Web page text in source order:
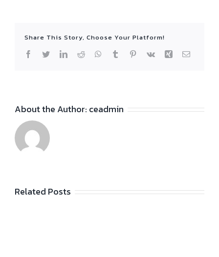
Share This Story, Choose Your Platform!
Facebook
TwitterLinkedIn
Reddit WhatsApp
Tumblr Pinterest
Vk Xing Email
About the Author: ceadmin
Related Posts